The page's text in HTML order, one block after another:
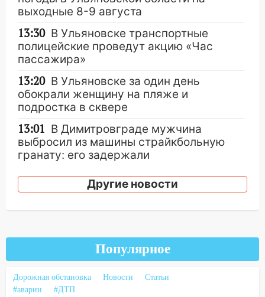
выходные 8-9 августа
13:30 В Ульяновске транспортные
полицейские проведут акцию «Час
пассажира»
13:20 В Ульяновске за один день
обокрали женщину на пляже и
подростка в сквере
13:01 В Димитровграде мужчина
выбросил из машины страйкбольную
гранату: его задержали
12:34 На Ульяновскую область
надвигается сильнейшая непогода: град
из Европы и потерял 760 тысяч рублей
12:20 В Чердаклинском районе
столкнулись «Лада» и Chevrolet:
пострадал 14-летний подросток
Другие новости
Популярное
Дорожная обстановка Новости
Статьи
#аварии
#ДТП